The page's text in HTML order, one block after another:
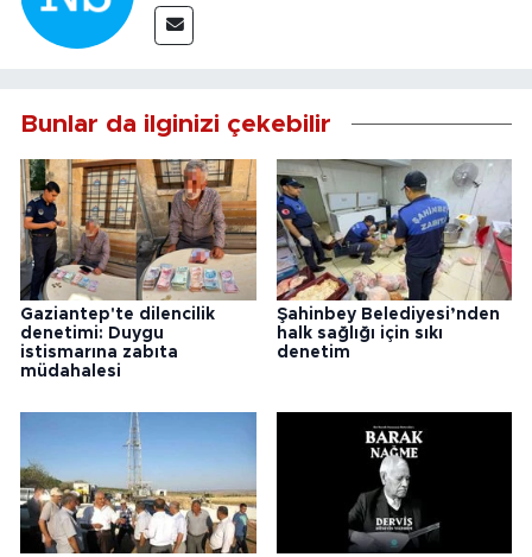
Bunlar da ilginizi çekebilir
Gaziantep'te dilencilik
denetimi: Duygu
istismarına zabıta
müdahalesi
Şahinbey Belediyesi’nden
halk sağlığı için sıkı
denetim